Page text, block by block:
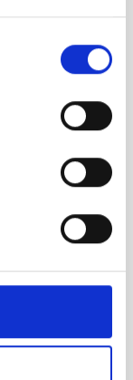
Henrietta